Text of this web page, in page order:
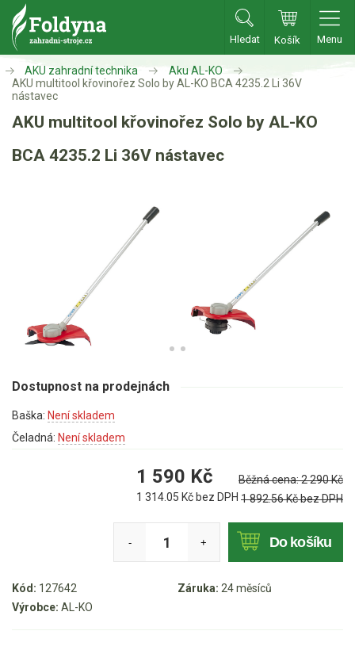
Hledat Košík Menu
Zahradní traktory
Aku traktory
Benzínové sekačky
Akumulátorové sekačky
Robotické sekačky
Bubnové sekačky
Křovinořezy a vyžínače
Aku křovinořezy a vyžínače
Motorové pily
Aku pily
Elektrické pily
AKU zahradní technika
Aku AL-KO
AKU multitool křovinořez Solo by AL-KO BCA 4235.2 Li 36V
nástavec
AKU multitool křovinořez Solo by AL-KO
BCA 4235.2 Li 36V nástavec
Kód: 127642 Záruka: 24 měsíců
Výrobce: AL-KO
Dostupnost na prodejnách
Baška: Není skladem
Čeladná: Není skladem
1 590 Kč
1 314.05 Kč bez DPH
Běžná cena:2 290Kč
1 892.56Kč bez DPH
- + Do košíku